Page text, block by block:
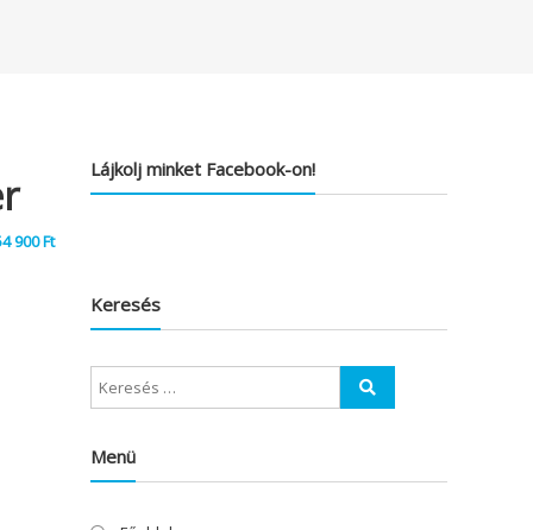
900Ft
Lájkolj minket Facebook-on!
Keresés
Menü